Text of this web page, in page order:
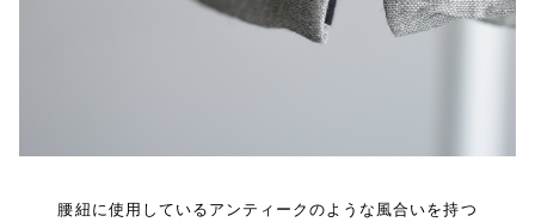
腰紐に使用しているアンティークのような風合いを持つ